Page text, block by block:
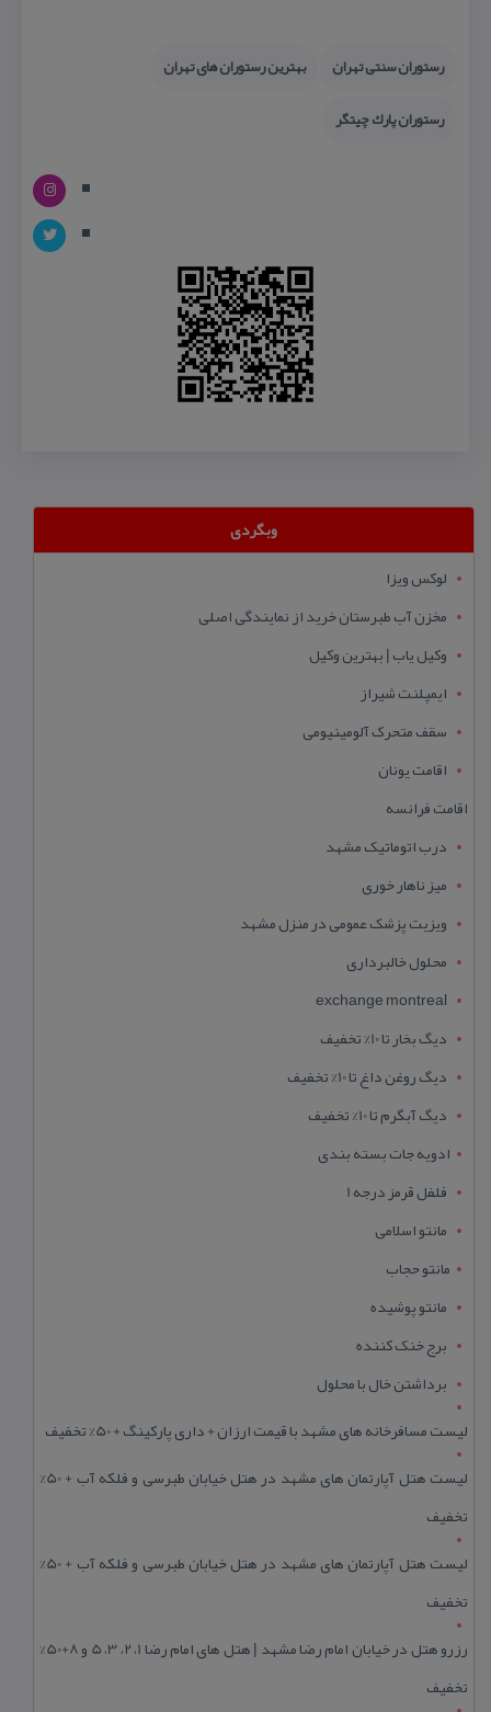
رستوران سنتی تهران
بهترین رستوران های تهران
رستوران پارك چیتگر
وبگردی
لوکس ویزا
مخزن آب طبرستان خرید از نمایندگی اصلی
وکیل یاب | بهترین وکیل
ایمپلنت شیراز
سقف متحرک آلومینیومی
اقامت یونان
اقامت فرانسه
درب اتوماتیک مشهد
میز ناهار خوری
ویزیت پزشک عمومی در منزل مشهد
محلول خالبرداری
exchange montreal
دیگ بخار تا 10% تخفیف
دیگ روغن داغ تا 10% تخفیف
دیگ آبگرم تا 10% تخفیف
ادویه جات بسته بندی
فلفل قرمز درجه 1
مانتو اسلامی
مانتو حجاب
مانتو پوشیده
برج خنک کننده
برداشتن خال با محلول
لیست مسافرخانه های مشهد با قیمت ارزان + داری پارکینگ + 50% تخفیف
لیست هتل آپارتمان های مشهد در هتل خیابان طبرسی و فلکه آب + 50%
تخفیف
لیست هتل آپارتمان های مشهد در هتل خیابان طبرسی و فلکه آب + 50%
تخفیف
رزرو هتل در خیابان امام رضا مشهد | هتل‌ های امام رضا 1، 2، 3، 5 و 8+50%
تخفیف